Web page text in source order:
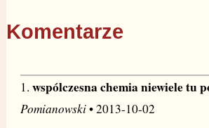
Komentarze
1. wspólczesna chemia niewiele tu
Pomianowski• 2013-10-02